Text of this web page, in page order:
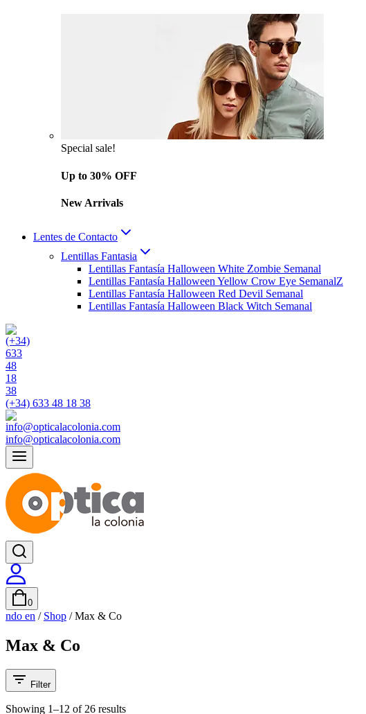
Special sale!
Up to 30% OFF
New Arrivals
Lentes de Contacto
Lentillas Fantasia
Lentillas Fantasía Halloween White Zombie Semanal
Lentillas Fantasía Halloween Yellow Crow Eye SemanalZ
Lentillas Fantasía Halloween Red Devil Semanal
Lentillas Fantasía Halloween Black Witch Semanal
(+34) 633 48 18 38
info@opticalacolonia.com
0
ndo en / Shop / Max & Co
Max & Co
Filter
Showing 1–12 of 26 results